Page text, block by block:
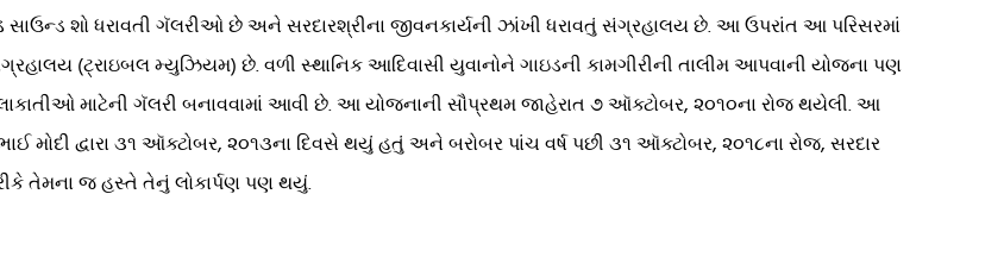
સાઉન્ડ શો ધરાવતી ગૅલરીઓ છે અને સરદારશ્રીના જીવનકાર્યની ઝાંખી ધરાવતું સંગ્રહાલય છે. આ ઉપરાંત આ પરિસરમાં
(ટ્રાઇબલ મ્યુઝિયમ) છે. વળી સ્થાનિક આદિવાસી યુવાનોને ગાઇડની કામગીરીની તાલીમ આપવાની યોજના પણ
માટેની ગૅલરી બનાવવામાં આવી છે. આ યોજનાની સૌપ્રથમ જાહેરાત ૭ ઑક્ટોબર, ૨૦૧૦ના રોજ થયેલી. આ
મોદી દ્વારા ૩૧ ઑક્ટોબર, ૨૦૧૩ના દિવસે થયું હતું અને બરોબર પાંચ વર્ષ પછી ૩૧ ઑક્ટોબર, ૨૦૧૮ના રોજ, સરદાર
તેમના જ હસ્તે તેનું લોકાર્પણ પણ થયું.